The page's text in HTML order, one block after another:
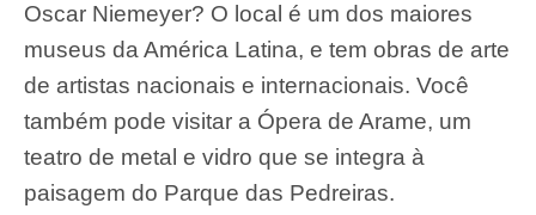
Oscar Niemeyer? O local é um dos maiores
museus da América Latina, e tem obras de arte
de artistas nacionais e internacionais. Você
também pode visitar a Ópera de Arame, um
teatro de metal e vidro que se integra à
paisagem do Parque das Pedreiras.